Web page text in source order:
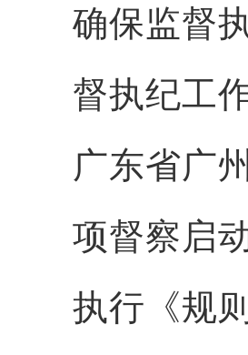
确保监督
督执纪工
广东省广
项督察启
执行《规